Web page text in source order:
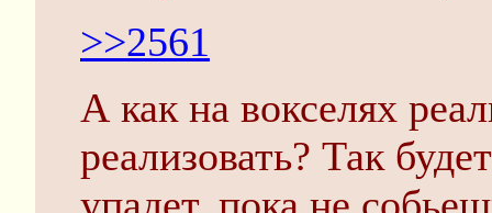
>>2561
А как на вокселях
реализовать? Так